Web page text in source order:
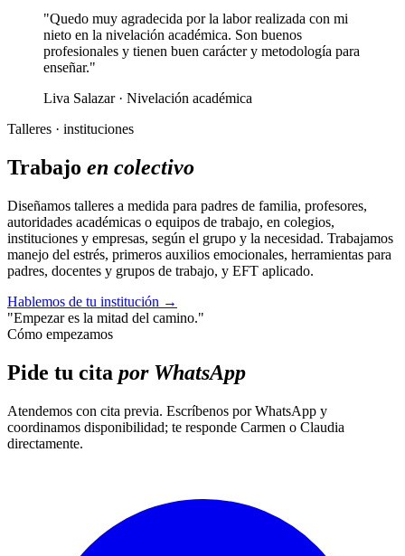
"Quedo muy agradecida por la labor realizada con mi
nieto en la nivelación académica. Son buenos
profesionales y tienen buen carácter y metodología para
enseñar."
Liva Salazar · Nivelación académica
Talleres · instituciones
Trabajo en colectivo
Diseñamos talleres a medida para padres de familia, profesores,
autoridades académicas o equipos de trabajo, en colegios,
instituciones y empresas, según el grupo y la necesidad. Trabajamos
manejo del estrés, primeros auxilios emocionales, herramientas para
padres, docentes y grupos de trabajo, y EFT aplicado.
Hablemos de tu institución →
"Empezar es la mitad del camino."
Cómo empezamos
Pide tu cita por WhatsApp
Atendemos con cita previa. Escríbenos por WhatsApp y
coordinamos disponibilidad; te responde Carmen o Claudia
directamente.